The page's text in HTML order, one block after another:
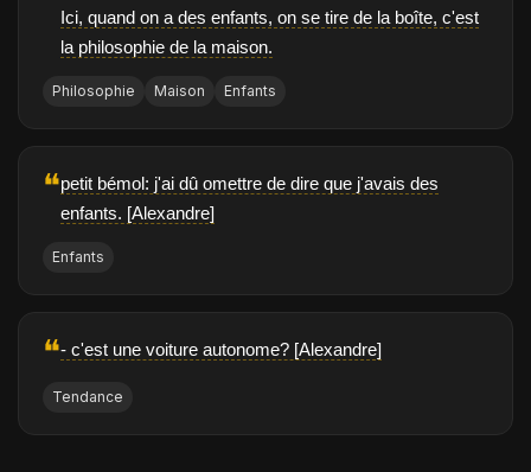
Ici, quand on a des enfants, on se tire de la boîte, c'est
la philosophie de la maison.
Philosophie Maison Enfants
❝petit bémol: j'ai dû omettre de dire que j'avais des
enfants. [Alexandre]
Enfants
❝- c'est une voiture autonome? [Alexandre]
Tendance